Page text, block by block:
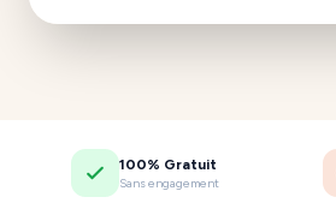
100% Gratuit
Sans engagement